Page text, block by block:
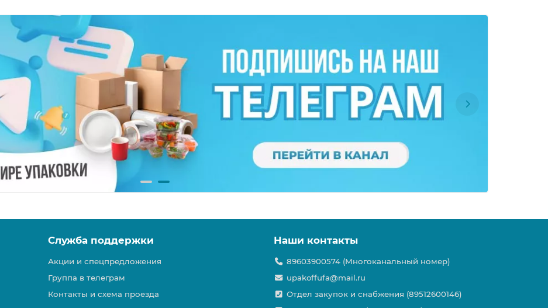
Служба поддержки
Акции и спецпредложения
Группа в телеграм
Контакты и схема проезда
Наши контакты
89603900574 (Многоканальный номер)
upakoffufa@mail.ru
Отдел закупок и снабжения (89512600146)